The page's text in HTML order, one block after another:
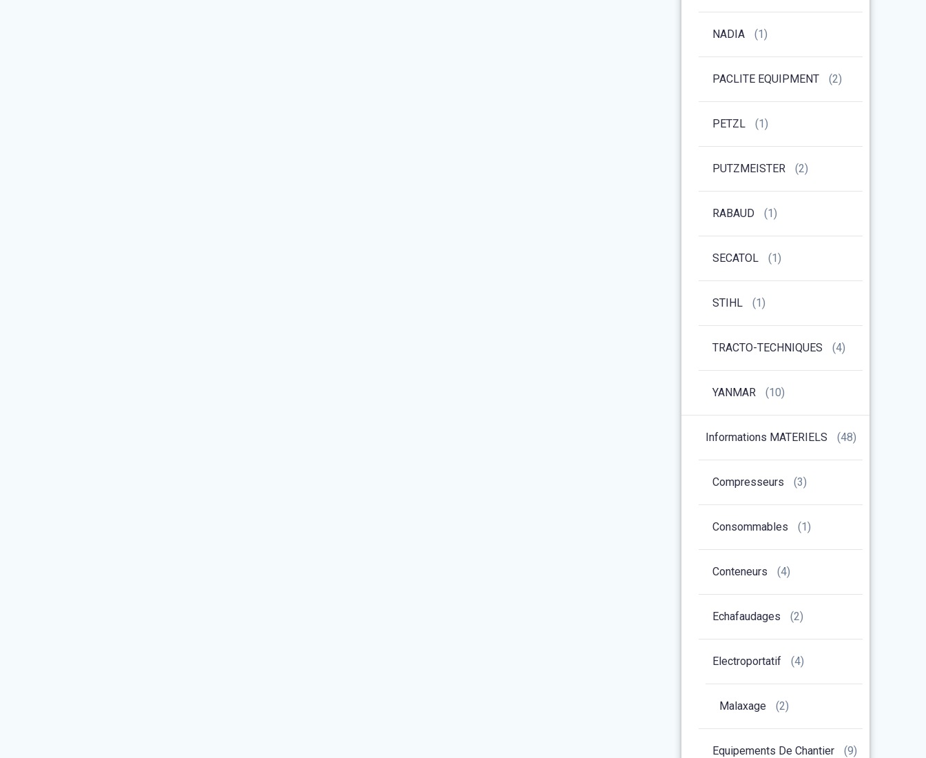
NADIA (1)
PACLITE EQUIPMENT (2)
PETZL (1)
PUTZMEISTER (2)
RABAUD (1)
SECATOL (1)
STIHL (1)
TRACTO-TECHNIQUES (4)
YANMAR (10)
Informations MATERIELS (48)
Compresseurs (3)
Consommables (1)
Conteneurs (4)
Echafaudages (2)
Electroportatif (4)
Malaxage (2)
Equipements De Chantier (9)